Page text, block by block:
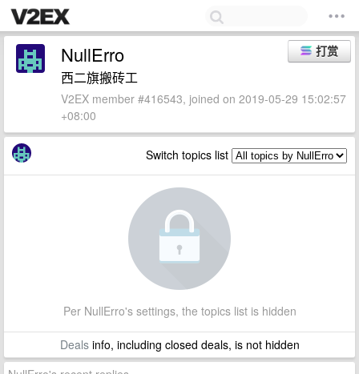
打赏
NullErro
西二旗搬砖工
V2EX member #416543, joined on 2019-05-29 15:02:57
+08:00
Switch topics list
Per NullErro's settings, the topics list is hidden
Dealsinfo, including closed deals, is not hidden